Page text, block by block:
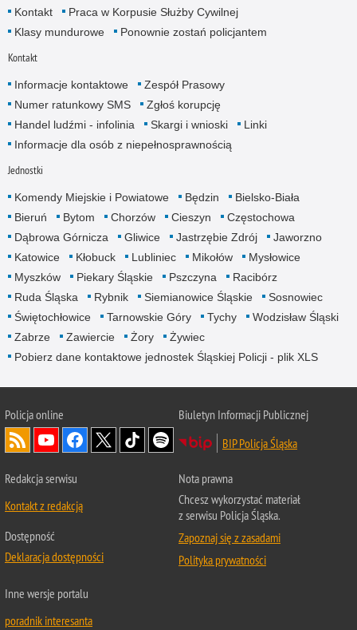
Kontakt
Praca w Korpusie Służby Cywilnej
Klasy mundurowe
Ponownie zostań policjantem
Kontakt
Informacje kontaktowe
Zespół Prasowy
Numer ratunkowy SMS
Zgłoś korupcję
Handel ludźmi - infolinia
Skargi i wnioski
Linki
Informacje dla osób z niepełnosprawnością
Jednostki
Komendy Miejskie i Powiatowe Będzin
Bielsko-Biała
Bieruń
Bytom Chorzów Cieszyn
Częstochowa
Dąbrowa Górnicza
Gliwice Jastrzębie Zdrój
Jaworzno
Katowice
Kłobuck Lubliniec Mikołów
Mysłowice
Myszków
Piekary Śląskie Pszczyna
Racibórz
Ruda Śląska
Rybnik Siemianowice Śląskie
Sosnowiec
Świętochłowice
Tarnowskie Góry Tychy
Wodzisław Śląski
Zabrze
Zawiercie Żory
Żywiec
Pobierz dane kontaktowe jednostek Śląskiej Policji - plik XLS
Policja online
Biuletyn Informacji Publicznej
BIP Policja Śląska
Redakcja serwisu
Kontakt z redakcją
Dostępność
Deklaracja dostępności
Nota prawna
Chcesz wykorzystać materiał
z serwisu Policja Śląska.
Zapoznaj się z zasadami
Polityka prywatności
Inne wersje portalu
poradnik interesanta